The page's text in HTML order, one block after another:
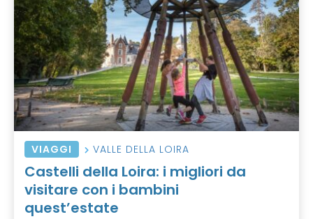
VIAGGI VALLE DELLA LOIRA
Castelli della Loira: i migliori da
visitare con i bambini
quest’estate